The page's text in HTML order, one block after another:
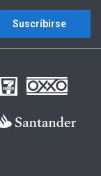
Suscríbirse